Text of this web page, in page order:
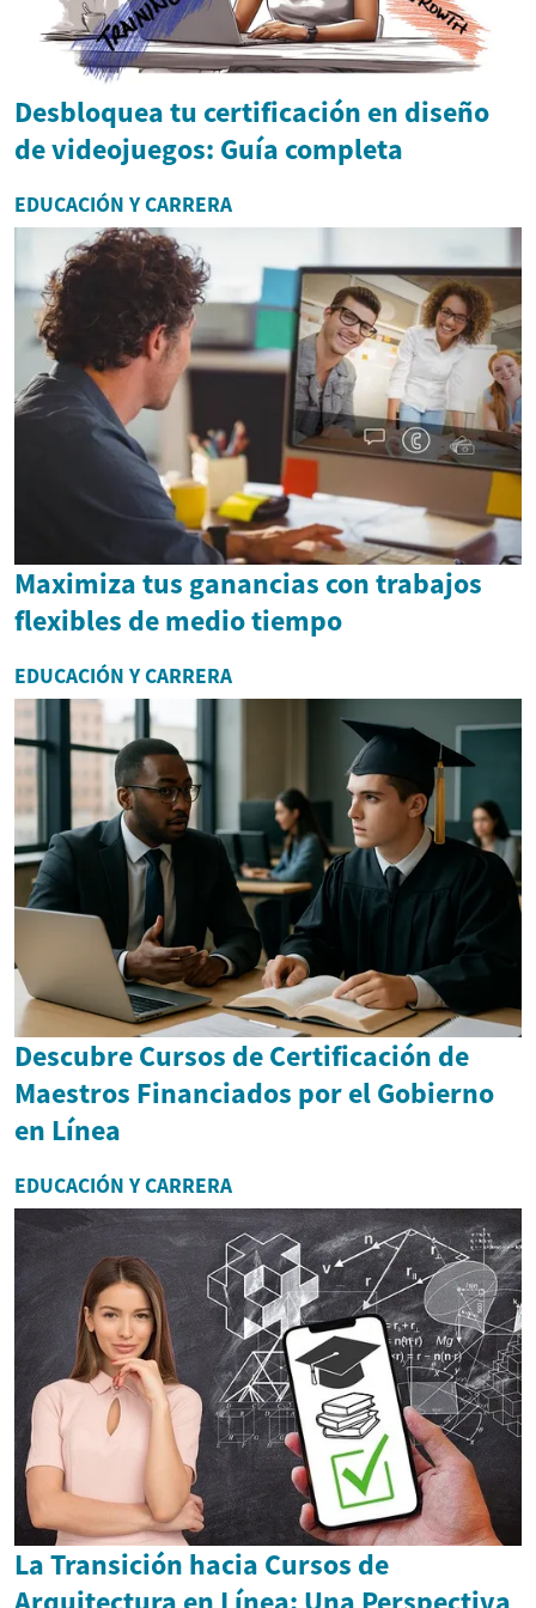
Desbloquea tu certificación en diseño
de videojuegos: Guía completa
EDUCACIÓN Y CARRERA
Maximiza tus ganancias con trabajos
flexibles de medio tiempo
EDUCACIÓN Y CARRERA
Descubre Cursos de Certificación de
Maestros Financiados por el Gobierno
en Línea
EDUCACIÓN Y CARRERA
La Transición hacia Cursos de